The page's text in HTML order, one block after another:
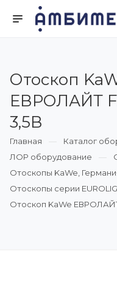
Отоскоп
ЕВРОЛАЙТ
3,5В
Главная
Каталог
ЛОР оборудование
Отоскопы KaWe,
Отоскопы серии
Отоскоп KaWe ЕВРОЛАЙТ